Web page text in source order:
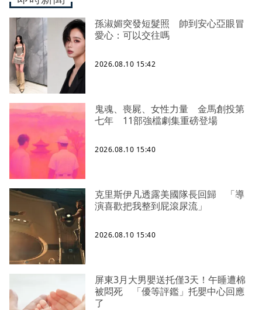
孫淑媚突發短髮照 帥到安心亞眼冒
愛心：可以交往嗎
2026.08.10 15:42
鬼魂、喪屍、女性力量 金馬創投第
七年 11部強檔劇集重磅登場
2026.08.10 15:40
克里斯伊凡透露美國隊長回歸 「導
演喜歡把我整到屁滾尿流」
2026.08.10 15:40
屏東3月大男嬰送托僅3天！午睡遭棉
被悶死 「優等評鑑」托嬰中心回應
了